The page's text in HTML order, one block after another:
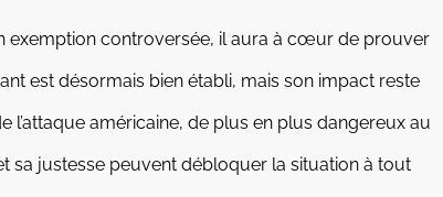
exemption controversée, il aura à cœur de prouver
est désormais bien établi, mais son impact reste
l’attaque américaine, de plus en plus dangereux au
sa justesse peuvent débloquer la situation à tout